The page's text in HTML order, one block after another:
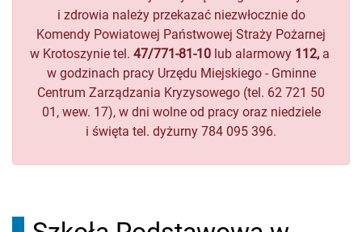
i zdrowia należy przekazać niezwłocznie do
Komendy Powiatowej Państwowej Straży Pożarnej
w Krotoszynie tel. 47/771-81-10lub alarmowy112, a
w godzinach pracy Urzędu Miejskiego - Gminne
Centrum Zarządzania Kryzysowego (tel. 62 721 50
01, wew. 17), w dni wolne od pracy oraz niedziele
i święta tel. dyżurny 784 095 396.